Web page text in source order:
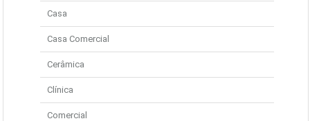
Casa
Casa Comercial
Cerâmica
Clínica
Comercial